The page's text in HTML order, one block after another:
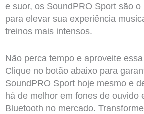
e suor, os SoundPRO Sport são o
para elevar sua experiência
treinos mais intensos.
Não perca tempo e aproveite
Clique no botão abaixo para
SoundPRO Sport hoje mesmo e
há de melhor em fones de ouvido
Bluetooth no mercado.